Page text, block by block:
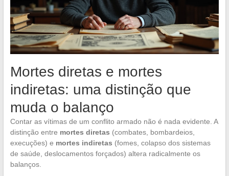
Mortes diretas e mortes
indiretas: uma distinção que
muda o balanço
Contar as vítimas de um conflito armado não é nada evidente. A
distinção entre mortes diretas (combates, bombardeios,
execuções) e mortes indiretas (fomes, colapso dos sistemas
de saúde, deslocamentos forçados) altera radicalmente os
balanços.